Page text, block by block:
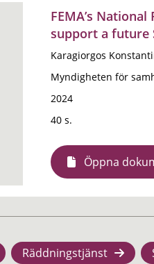
FEMA’s
support a future
Karagiorgos
Myndigheten för
2024
40 s.
Öppna
Räddningstjänst